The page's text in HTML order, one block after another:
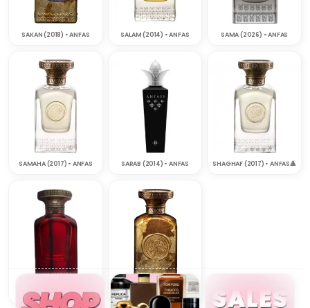
SAKAN (2018) • ANFAS SALAM (2014) • ANFAS SAMA (2026) • ANFAS
SAMAHA (2017) • ANFAS SARAB (2014) • ANFAS SHAGHAF (2017) • ANFAS‎🔺
SHAOUQ (2022) • ANFAS WATAN (2018) • ANFAS